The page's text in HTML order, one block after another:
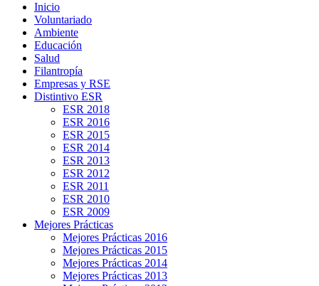
Inicio
Voluntariado
Ambiente
Educación
Salud
Filantropía
Empresas y RSE
Distintivo ESR
ESR 2018
ESR 2016
ESR 2015
ESR 2014
ESR 2013
ESR 2012
ESR 2011
ESR 2010
ESR 2009
Mejores Prácticas
Mejores Prácticas 2016
Mejores Prácticas 2015
Mejores Prácticas 2014
Mejores Prácticas 2013